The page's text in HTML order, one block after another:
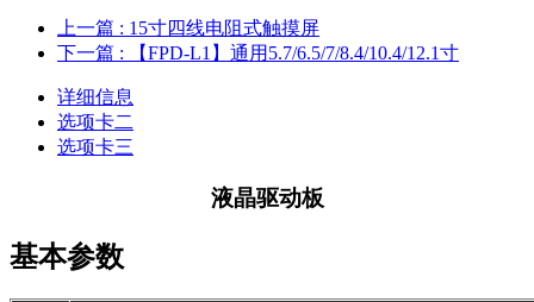
上一篇 : 15寸四线电阻式触摸屏
下一篇 : 【FPD-L1】通用5.7/6.5/7/8.4/10.4/12.1寸
详细信息
选项卡二
选项卡三
液晶驱动板
基本参数